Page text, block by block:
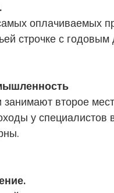
оплачиваемых
строчке с
второе
у специалистов